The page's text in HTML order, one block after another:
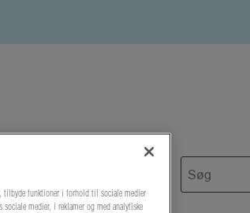
tilbyde funktioner i forhold til sociale medier
medier, i reklamer og med analytiske